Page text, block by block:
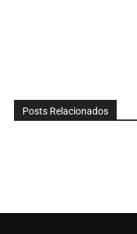
Posts Relacionados